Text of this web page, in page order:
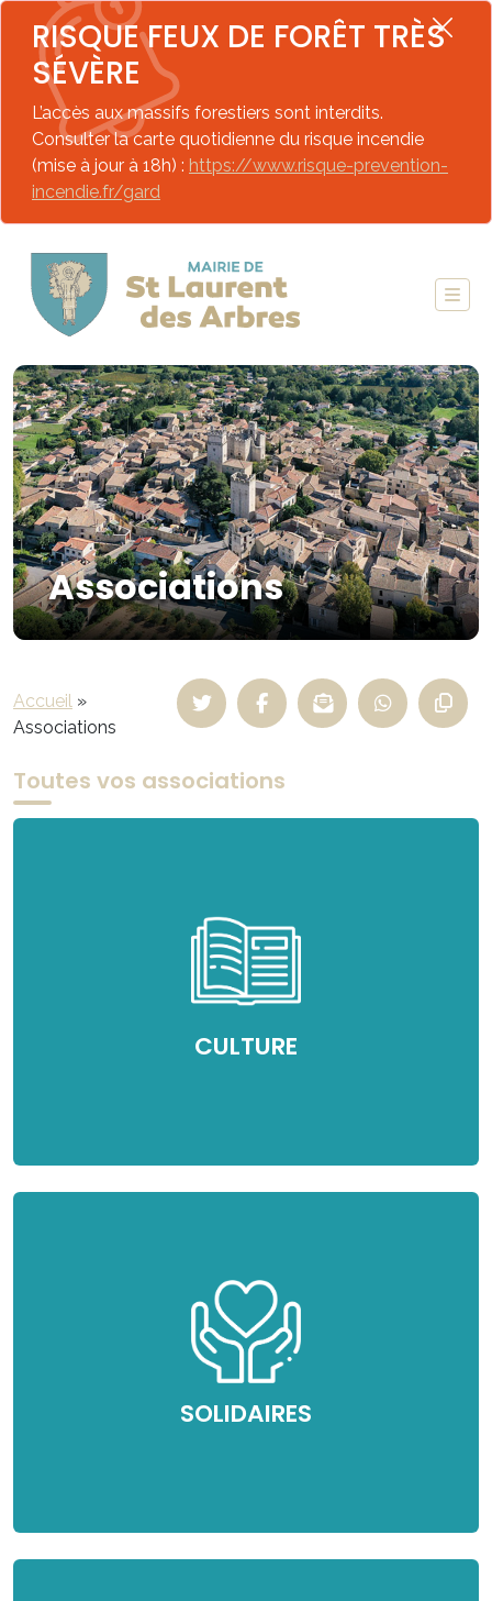
RISQUE FEUX DE FORÊT TRÈS
SÉVÈRE
L’accès aux massifs forestiers sont interdits.
Consulter la carte quotidienne du risque incendie
(mise à jour à 18h) : https://www.risque-prevention-
incendie.fr/gard
Associations
Accueil »
Associations
Toutes vos associations
CULTURE
SOLIDAIRES